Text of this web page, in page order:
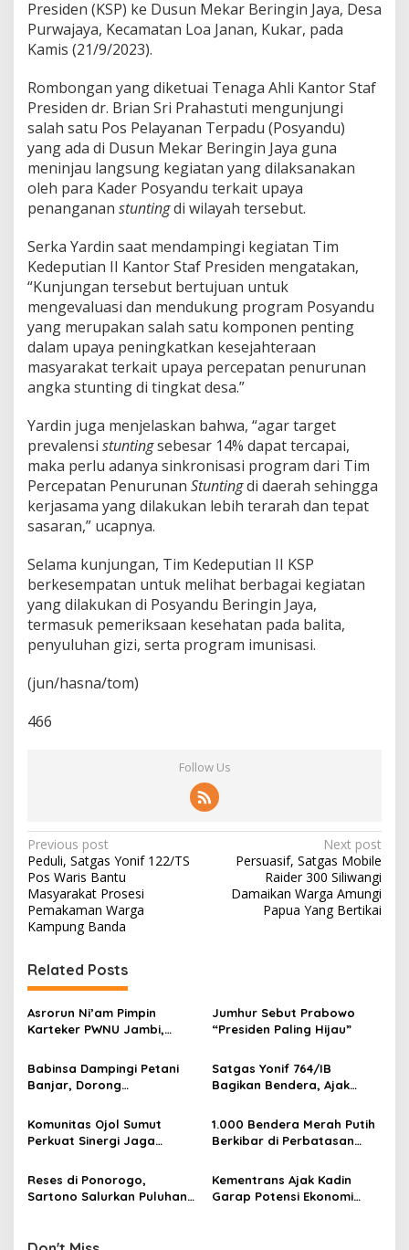
T
i
a
u
K
e
g
i
a
t
a
P
o
s
y
a
n
d
u
Presiden (KSP) ke Dusun Mekar Beringin Jaya, Desa
Purwajaya, Kecamatan Loa Janan, Kukar, pada
Kamis (21/9/2023).
Rombongan yang diketuai Tenaga Ahli Kantor Staf
Presiden dr. Brian Sri Prahastuti mengunjungi
salah satu Pos Pelayanan Terpadu (Posyandu)
yang ada di Dusun Mekar Beringin Jaya guna
meninjau langsung kegiatan yang dilaksanakan
oleh para Kader Posyandu terkait upaya
penanganan stuntingdi wilayah tersebut.
Serka Yardin saat mendampingi kegiatan Tim
Kedeputian II Kantor Staf Presiden mengatakan,
“Kunjungan tersebut bertujuan untuk
mengevaluasi dan mendukung program Posyandu
yang merupakan salah satu komponen penting
dalam upaya peningkatkan kesejahteraan
masyarakat terkait upaya percepatan penurunan
angka stunting di tingkat desa.”
Yardin juga menjelaskan bahwa, “agar target
prevalensi stuntingsebesar 14% dapat tercapai,
maka perlu adanya sinkronisasi program dari Tim
Percepatan Penurunan Stuntingdi daerah sehingga
kerjasama yang dilakukan lebih terarah dan tepat
sasaran,” ucapnya.
Selama kunjungan, Tim Kedeputian II KSP
berkesempatan untuk melihat berbagai kegiatan
yang dilakukan di Posyandu Beringin Jaya,
termasuk pemeriksaan kesehatan pada balita,
penyuluhan gizi, serta program imunisasi.
(jun/hasna/tom)
466
Follow Us
P
o
s
t
a
v
i
a
i
o
n
Previous post
Peduli, Satgas Yonif 122/TS
Pos Waris Bantu
Masyarakat Prosesi
Pemakaman Warga
Kampung Banda
Next post
Persuasif, Satgas Mobile
Raider 300 Siliwangi
Damaikan Warga Amungi
Papua Yang Bertikai
Related Posts
Asrorun Ni’am Pimpin
Karteker PWNU Jambi,
Muda Visioner untuk Abad
Kedua NU
Jumhur Sebut Prabowo
“Presiden Paling Hijau”
Babinsa Dampingi Petani
Banjar, Dorong
Ketahanan Pangan
Satgas Yonif 764/IB
Bagikan Bendera, Ajak
HUT RI
Komunitas Ojol Sumut
Perkuat Sinergi Jaga
1.000 Bendera Merah Putih
Berkibar di Perbatasan
Reses di Ponorogo,
Sartono Salurkan Puluhan
Kementrans Ajak Kadin
Garap Potensi Ekonomi